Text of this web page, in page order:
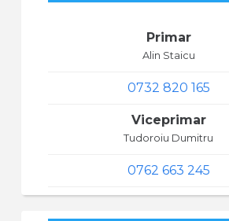
Primar
Alin Staicu
0732 820 165
Viceprimar
Tudoroiu Dumitru
0762 663 245